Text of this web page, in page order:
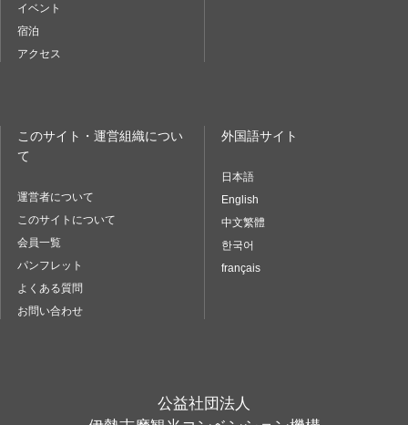
イベント
宿泊
アクセス
このサイト・運営組織につい
て
運営者について
このサイトについて
会員一覧
パンフレット
よくある質問
お問い合わせ
外国語サイト
日本語
English
中文繁體
한국어
français
公益社団法人